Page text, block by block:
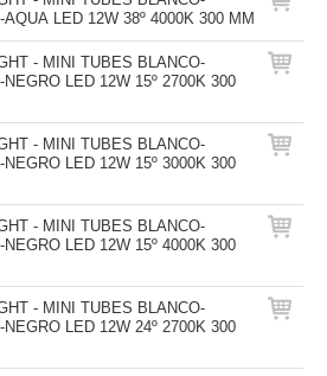
AQUA LED 12W 38º 4000K 300 MM
- MINI TUBES BLANCO-
NEGRO LED 12W 15º 2700K 300
- MINI TUBES BLANCO-
NEGRO LED 12W 15º 3000K 300
- MINI TUBES BLANCO-
NEGRO LED 12W 15º 4000K 300
- MINI TUBES BLANCO-
NEGRO LED 12W 24º 2700K 300